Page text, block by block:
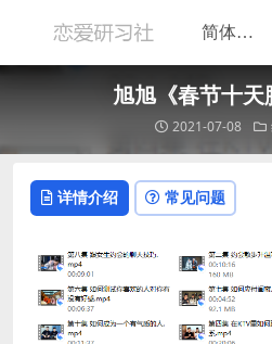
旭旭《春节十天
2021-07-08
详情介绍 常见问题